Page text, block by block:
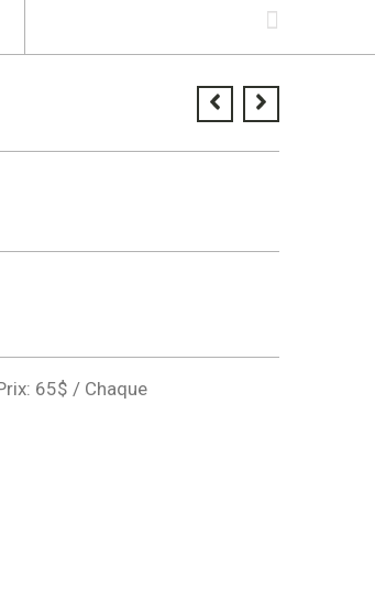
65$ / Chaque